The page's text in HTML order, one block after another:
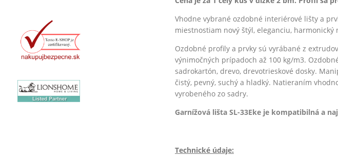
Vhodne vybrané ozdobné interiérové lišty a
miestnostiam nový štýl, eleganciu,
Ozdobné profily a prvky sú vyrábané z
výnimočných prípadoch až 100 kg/m3.
sadrokartón, drevo, drevotrieskové dosky.
čistý, pevný, suchý a hladký. Natieraním
vyrobeného zo sadry.
Garnížová lišta SL-33Eke je kompatibilná a
Technické údaje: